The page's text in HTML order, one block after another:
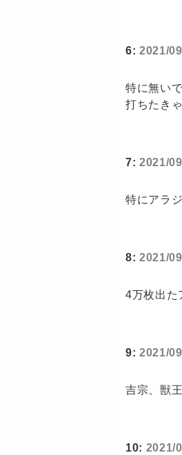
6: 2021/
特に無い
打ちたき
7: 2021/
特にアラ
8: 2021/
4万枚出た
9: 2021/
吉宗、獣
10: 2021/